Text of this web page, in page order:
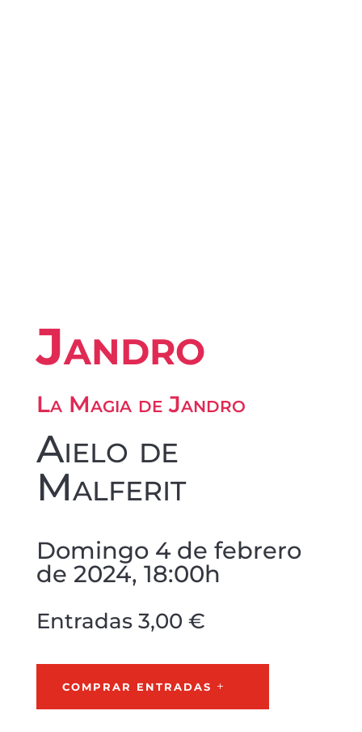
Jandro
La Magia de Jandro
Aielo de
Malferit
Domingo 4 de febrero
de 2024, 18:00h
Entradas 3,00 €
COMPRAR ENTRADAS